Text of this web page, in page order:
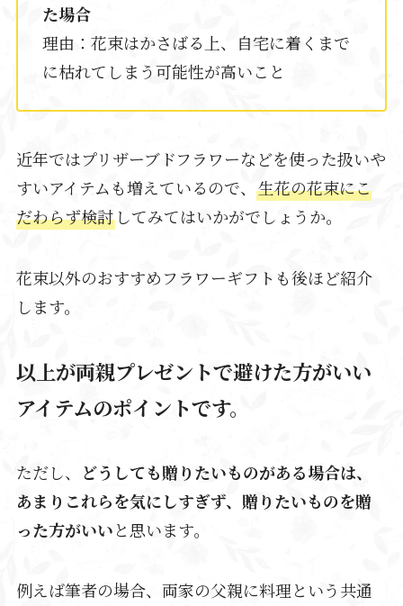
た場合
理由：花束はかさばる上、自宅に着くまで
に枯れてしまう可能性が高いこと
近年ではプリザーブドフラワーなどを使った扱いや
すいアイテムも増えているので、 生花の花束にこ
だわらず検討してみてはいかがでしょうか。
花束以外のおすすめフラワーギフトも後ほど紹介
します。
以上が両親プレゼントで避けた方がいい
アイテムのポイントです。
ただし、
どうしても贈りたいものがある場合は、
あまりこれらを気にしすぎず、贈りたいものを贈
った方がいいと思います。
例えば筆者の場合、両家の父親に料理という共通